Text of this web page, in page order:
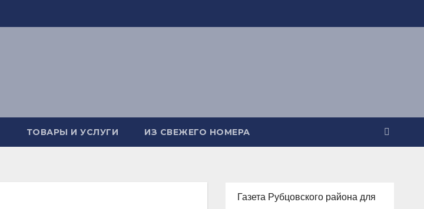
ТОВАРЫ И УСЛУГИ ИЗ СВЕЖЕГО НОМЕРА
Газета Рубцовского района для